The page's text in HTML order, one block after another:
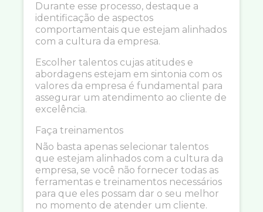
Durante esse processo, destaque a
identificação de aspectos
comportamentais que estejam alinhados
com a cultura da empresa.
Escolher talentos cujas atitudes e
abordagens estejam em sintonia com os
valores da empresa é fundamental para
assegurar um atendimento ao cliente de
excelência.
Faça treinamentos
Não basta apenas selecionar talentos
que estejam alinhados com a cultura da
empresa, se você não fornecer todas as
ferramentas e treinamentos necessários
para que eles possam dar o seu melhor
no momento de atender um cliente.